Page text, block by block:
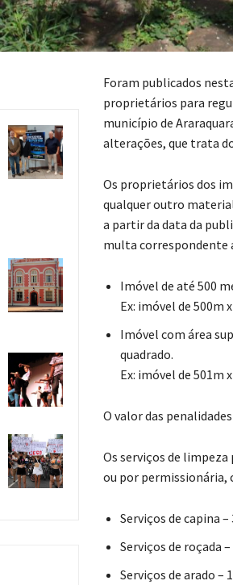
Foram publicados
proprietários para
município de
alterações, que trata
Os proprietários dos
qualquer outro
a partir da data da
multa correspondente
Imóvel de até 500
Ex: imóvel de 500m
Imóvel com área
quadrado.
Ex: imóvel de 501m
O valor das
Os serviços de
ou por permissionária,
Serviços de capina
Serviços de roçada
Serviços de arado –